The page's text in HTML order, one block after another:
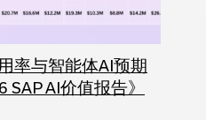
率与智能体AI预期
AI价值报告》